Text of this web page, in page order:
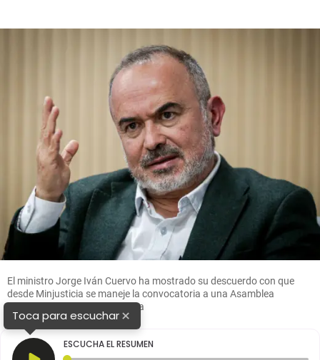
El ministro Jorge Iván Cuervo ha mostrado su descuerdo con que
desde Minjusticia se maneje la convocatoria a una Asamblea
Constituyente. Foto: Colprensa
Toca para escuchar×
ESCUCHA EL RESUMEN